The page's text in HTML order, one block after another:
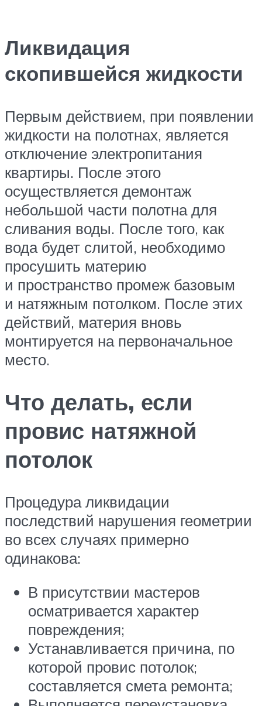
Ликвидация
скопившейся жидкости
Первым действием, при появлении
жидкости на полотнах, является
отключение электропитания
квартиры. После этого
осуществляется демонтаж
небольшой части полотна для
сливания воды. После того, как
вода будет слитой, необходимо
просушить материю
и пространство промеж базовым
и натяжным потолком. После этих
действий, материя вновь
монтируется на первоначальное
место.
Что делать, если
провис натяжной
потолок
Процедура ликвидации
последствий нарушения геометрии
во всех случаях примерно
одинакова:
В присутствии мастеров
осматривается характер
повреждения;
Устанавливается причина, по
которой провис потолок;
составляется смета ремонта;